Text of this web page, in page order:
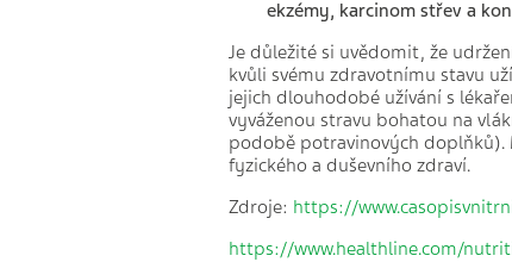
ekzémy, karcinom střev a
Je důležité si uvědomit, že
kvůli svému zdravotnímu stavu
jejich dlouhodobé užívání s
vyváženou stravu bohatou na
podobě potravinových doplňků).
fyzického a duševního zdraví.
Zdroje: https://
https://www.healthline.com/